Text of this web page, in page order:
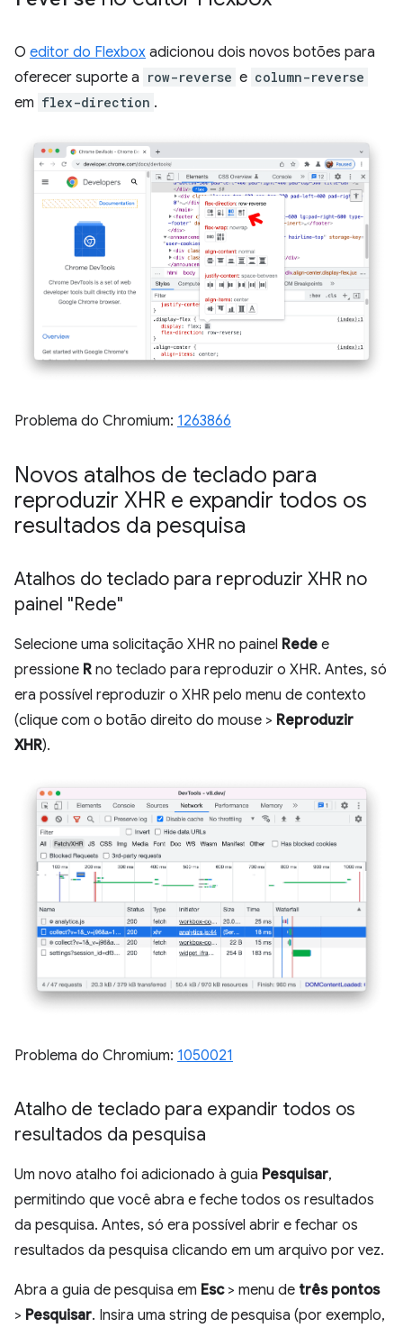
O editor do Flexbox adicionou dois novos botões para
oferecer suporte a row-reverse e column-reverse
em flex-direction .
Problema do Chromium: 1263866
Novos atalhos de teclado para
reproduzir XHR e expandir todos os
resultados da pesquisa
Atalhos do teclado para reproduzir XHR no
painel "Rede"
Selecione uma solicitação XHR no painel Rede e
pressione R no teclado para reproduzir o XHR. Antes, só
era possível reproduzir o XHR pelo menu de contexto
(clique com o botão direito do mouse > Reproduzir
XHR).
Problema do Chromium: 1050021
Atalho de teclado para expandir todos os
resultados da pesquisa
Um novo atalho foi adicionado à guia Pesquisar,
permitindo que você abra e feche todos os resultados
da pesquisa. Antes, só era possível abrir e fechar os
resultados da pesquisa clicando em um arquivo por vez.
Abra a guia de pesquisa em Esc> menu de três pontos
> Pesquisar. Insira uma string de pesquisa (por exemplo,